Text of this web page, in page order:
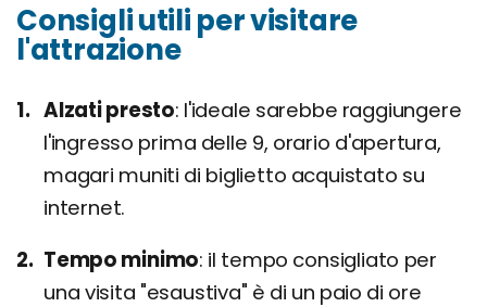
Consigli utili per visitare
l'attrazione
Alzati presto l'ideale sarebbe raggiungere
l'ingresso prima delle 9, orario d'apertura,
magari muniti di biglietto acquistato su
internet.
Tempo minimo il tempo consigliato per
una visita "esaustiva" è di un paio di ore